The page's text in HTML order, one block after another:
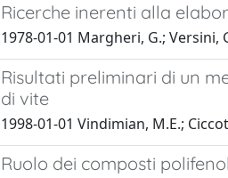
Ricerche inerenti alla
1978-01-01 Margheri, G.; Versini,
Risultati preliminari di un
di vite
1998-01-01 Vindimian, M.E.;
Ruolo dei composti